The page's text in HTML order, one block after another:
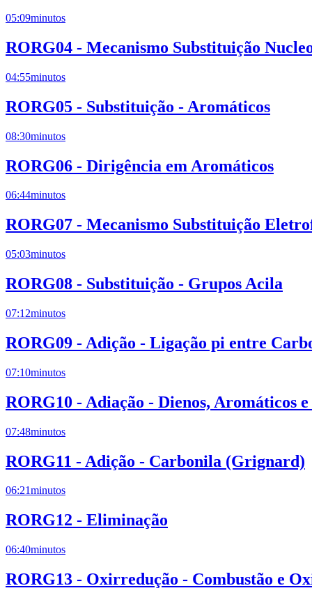
05:09minutos
RORG04 - Mecanismo Substituição
04:55minutos
RORG05 - Substituição - Aromáticos
08:30minutos
RORG06 - Dirigência em Aromáticos
06:44minutos
RORG07 - Mecanismo Substituição
05:03minutos
RORG08 - Substituição - Grupos Acila
07:12minutos
RORG09 - Adição - Ligação pi entre
07:10minutos
RORG10 - Adiação - Dienos, Aromáticos
07:48minutos
RORG11 - Adição - Carbonila (Grignard)
06:21minutos
RORG12 - Eliminação
06:40minutos
RORG13 - Oxirredução - Combustão e